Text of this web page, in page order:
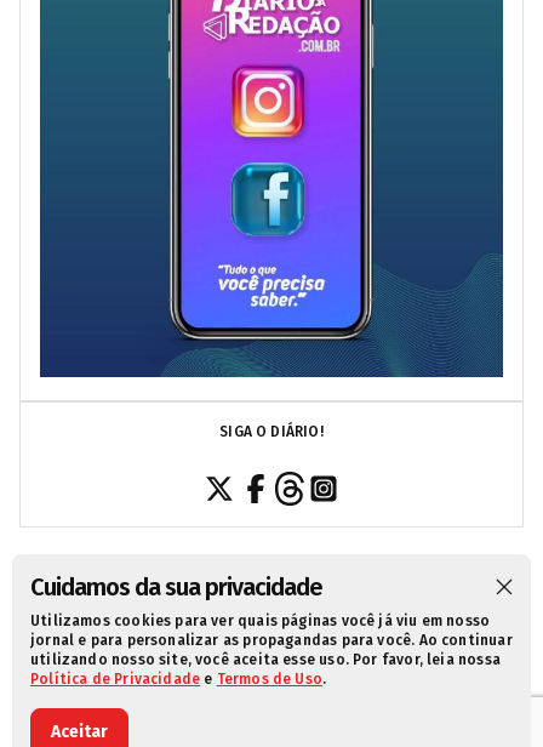
Cuidamos da sua privacidade
Utilizamos cookies para ver quais páginas você já viu em nosso
jornal e para personalizar as propagandas para você. Ao continuar
utilizando nosso site, você aceita esse uso. Por favor, leia nossa
Política de Privacidade e Termos de Uso.
Aceitar
SIGA O DIÁRIO!
SOBRE NÓSCONTATOPOLÍTICA DE PRIVACIDADE
TERMOS DE USO
© 2021 Diário da Redação. Todos os direitos reservados.